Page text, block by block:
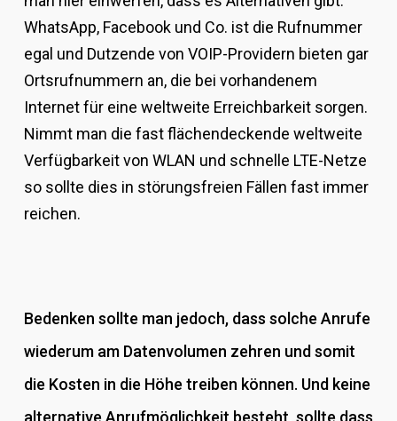
WhatsApp, Facebook und Co. ist die Rufnummer
egal und Dutzende von VOIP-Providern bieten gar
Ortsrufnummern an, die bei vorhandenem
Internet für eine weltweite Erreichbarkeit sorgen.
Nimmt man die fast flächendeckende weltweite
Verfügbarkeit von WLAN und schnelle LTE-Netze
so sollte dies in störungsfreien Fällen fast immer
reichen.
Bedenken sollte man jedoch, dass solche Anrufe
wiederum am Datenvolumen zehren und somit
die Kosten in die Höhe treiben können. Und keine
alternative Anrufmöglichkeit besteht, sollte dass